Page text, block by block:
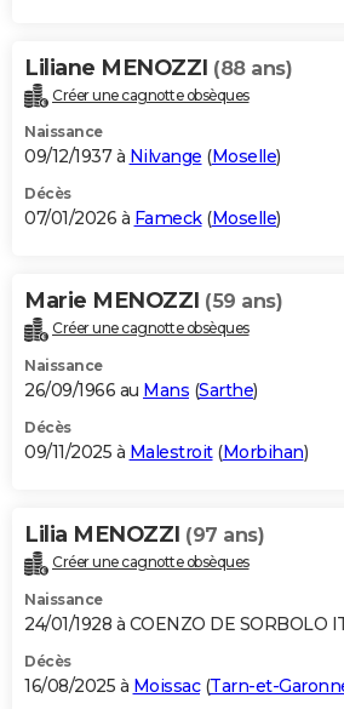
Liliane MENOZZI (88 ans)
Créer une cagnotte obsèques
Naissance
09/12/1937 à Nilvange (Moselle)
Décès
07/01/2026 à Fameck(Moselle)
Marie MENOZZI (59 ans)
Créer une cagnotte obsèques
Naissance
26/09/1966 au Mans (Sarthe)
Décès
09/11/2025 à Malestroit(Morbihan)
Lilia MENOZZI (97 ans)
Créer une cagnotte obsèques
Naissance
24/01/1928 à COENZO DE SORBOLO
Décès
16/08/2025 à Moissac(Tarn-et-